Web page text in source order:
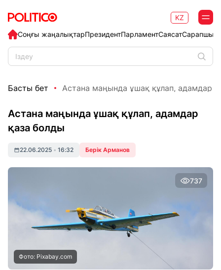
Соңғы жаңалықтарПрезидентПарламентСаясат
KZ
Басты бет Астана маңында ұшақ құлап, адамдар
Астана маңында ұшақ құлап, адамдар
қаза болды
22.06.2025 • 16:32 Берік Арманов
737
Фото: Pixabay.com